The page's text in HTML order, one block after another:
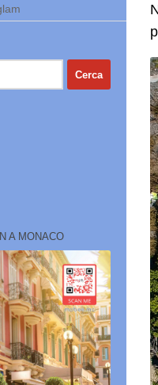
A MONACO